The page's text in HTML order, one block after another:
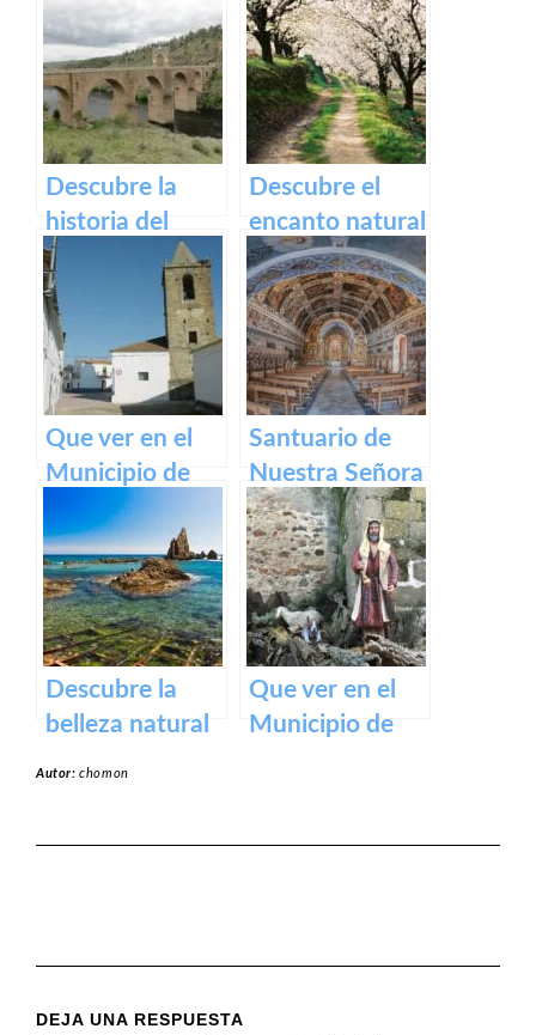
y espiritual del
Monasterio de
Guadalupe en
Extremadura.
Casco Histórico
de Cáceres:
turismo cultural
en tu próxima
visita
Descubre la
historia del
impresionante
Puente Romano
de Alcántara
Descubre el
encanto natural
del Valle del
Jerte – Turismo
y actividades al
aire libre
Que ver en el
Municipio de
Alcollarín en
caceres
Santuario de
Nuestra Señora
del Ara:
Historia,
devoción y
turismo en
España
Descubre la
belleza natural
Que ver en el
Municipio de
Autor:chomon
DEJA UNA RESPUESTA